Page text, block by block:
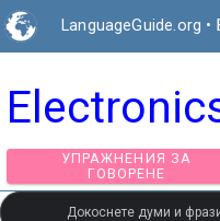
LanguageGuide.org •
УПРАЖНЕНИЯ ЗА
ГОВОРЕНЕ
Докоснете думи и